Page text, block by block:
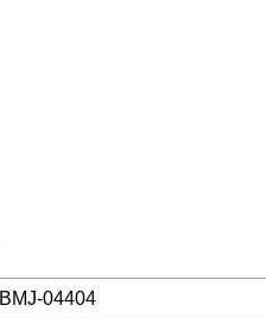
BMJ-04404